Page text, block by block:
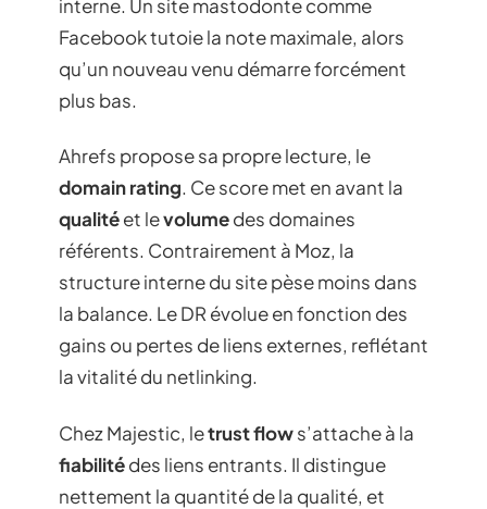
interne. Un site mastodonte comme
Facebook tutoie la note maximale, alors
qu’un nouveau venu démarre forcément
plus bas.
Ahrefs propose sa propre lecture, le
domain rating. Ce score met en avant la
qualitéet levolumedes domaines
référents. Contrairement à Moz, la
structure interne du site pèse moins dans
la balance. Le DR évolue en fonction des
gains ou pertes de liens externes, reflétant
la vitalité du netlinking.
Chez Majestic, letrust flows’attache à la
fiabilitédes liens entrants. Il distingue
nettement la quantité de la qualité, et